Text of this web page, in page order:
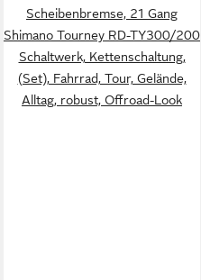
Scheibenbremse, 21 Gang
Shimano Tourney RD-TY300/200
Schaltwerk, Kettenschaltung,
(Set), Fahrrad, Tour, Gelände,
Alltag, robust, Offroad-Look